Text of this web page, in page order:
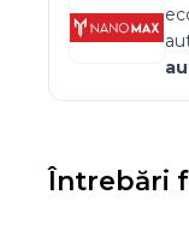
Întrebări